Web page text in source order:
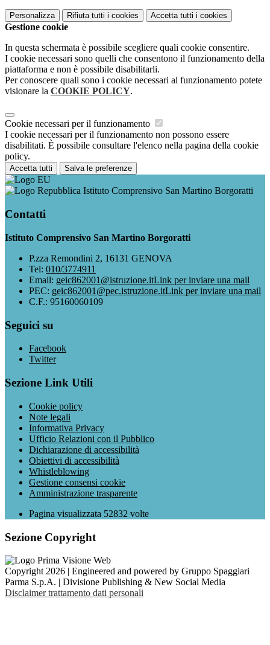
Personalizza Rifiuta tutti i cookies Accetta tutti i cookies
Gestione cookie
In questa schermata è possibile scegliere quali cookie consentire.
I cookie necessari sono quelli che consentono il funzionamento della
piattaforma e non è possibile disabilitarli.
Per conoscere quali sono i cookie necessari al funzionamento potete
visionare la COOKIE POLICY.
Cookie necessari per il funzionamento
I cookie necessari per il funzionamento non possono essere
disabilitati. È possibile consultare l'elenco nella pagina della cookie
policy.
Accetta tutti Salva le preferenze
Istituto Comprensivo San Martino Borgoratti
Contatti
Istituto Comprensivo San Martino Borgoratti
P.zza Remondini 2, 16131 GENOVA
Tel: 010/3774911
Email: geic862001@istruzione.itLink per inviare una mail
PEC: geic862001@pec.istruzione.itLink per inviare una mail
C.F.: 95160060109
Seguici su
Facebook
Twitter
Sezione Link Utili
Cookie policy
Note legali
Informativa Privacy
Ufficio Relazioni con il Pubblico
Dichiarazione di accessibilità
Obiettivi di accessibilità
Whistleblowing
Gestione consensi cookie
Amministrazione trasparente
Pagina visualizzata 52832 volte
Sezione Copyright
Copyright 2026 | Engineered and powered by Gruppo Spaggiari
Parma S.p.A. | Divisione Publishing & New Social Media
Disclaimer trattamento dati personali